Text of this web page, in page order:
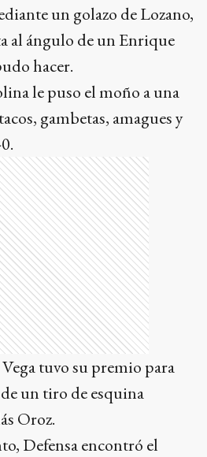
un golazo de Lozano,
al ángulo de un Enrique
hacer.
le puso el moño a una
gambetas, amagues y
tuvo su premio para
un tiro de esquina
Oroz.
Defensa encontró el